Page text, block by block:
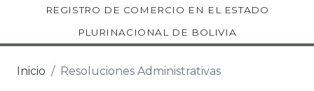
REGISTRO DE COMERCIO EN EL ESTADO
PLURINACIONAL DE BOLIVIA
Inicio Resoluciones Administrativas